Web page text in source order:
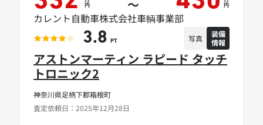
神奈川県足柄下郡箱根町
査定依頼日：2025年12月28日
アストンマーティン ラピード タッチ
トロニック2
円 ～ 円
カレント自動車株式会社車輌事業部
3.8 PT 写真
装備
情報